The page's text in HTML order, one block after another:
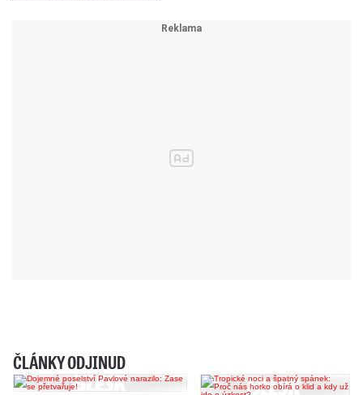
ČLÁNKY ODJINUD